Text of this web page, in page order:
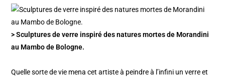
> Sculptures de verre inspiré des natures mortes de Morandini
au Mambo de Bologne.
Quelle sorte de vie mena cet artiste à peindre à l’infini un verre et